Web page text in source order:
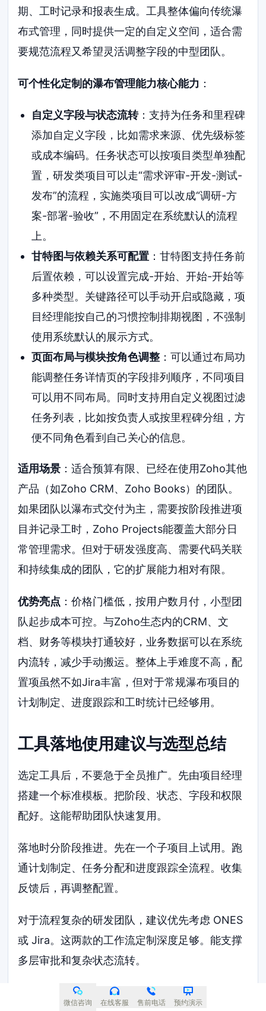
期、工时记录和报表生成。工具整体偏向传统瀑
布式管理，同时提供一定的自定义空间，适合需
要规范流程又希望灵活调整字段的中型团队。
可个性化定制的瀑布管理能力核心能力 ：
自定义字段与状态流转：支持为任务和里程碑
添加自定义字段，比如需求来源、优先级标签
或成本编码。任务状态可以按项目类型单独配
置，研发类项目可以走“需求评审-开发-测试-
发布”的流程，实施类项目可以改成“调研-方
案-部署-验收”，不用固定在系统默认的流程
上。
甘特图与依赖关系可配置：甘特图支持任务前
后置依赖，可以设置完成-开始、开始-开始等
多种类型。关键路径可以手动开启或隐藏，项
目经理能按自己的习惯控制排期视图，不强制
使用系统默认的展示方式。
页面布局与模块按角色调整：可以通过布局功
能调整任务详情页的字段排列顺序，不同项目
可以用不同布局。同时支持用自定义视图过滤
任务列表，比如按负责人或按里程碑分组，方
便不同角色看到自己关心的信息。
适用场景 ：适合预算有限、已经在使用Zoho其他
产品（如Zoho CRM、Zoho Books）的团队。
如果团队以瀑布式交付为主，需要按阶段推进项
目并记录工时，Zoho Projects能覆盖大部分日
常管理需求。但对于研发强度高、需要代码关联
和持续集成的团队，它的扩展能力相对有限。
优势亮点 ：价格门槛低，按用户数月付，小型团
队起步成本可控。与Zoho生态内的CRM、文
档、财务等模块打通较好，业务数据可以在系统
内流转，减少手动搬运。整体上手难度不高，配
置项虽然不如Jira丰富，但对于常规瀑布项目的
计划制定、进度跟踪和工时统计已经够用。
工具落地使用建议与选型总结
选定工具后，不要急于全员推广。先由项目经理
搭建一个标准模板。把阶段、状态、字段和权限
配好。这能帮助团队快速复用。
落地时分阶段推进。先在一个子项目上试用。跑
通计划制定、任务分配和进度跟踪全流程。收集
反馈后，再调整配置。
对于流程复杂的研发团队，建议优先考虑 ONES
或 Jira。这两款的工作流定制深度足够。能支撑
多层审批和复杂状态流转。
如果团队习惯用表格管理，Smartsheet 是更顺
微信咨询 在线客服 售前电话 预约演示